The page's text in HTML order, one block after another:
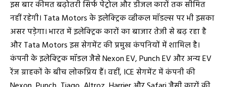
इस बार कीमत बढ़ोतरी सिर्फ पेट्रोल और डीजल कारों तक सीमित
नहीं रहेगी। Tata Motors के इलेक्ट्रिक व्हीकल मॉडल्स पर भी इसका
असर पड़ेगा। भारत में इलेक्ट्रिक कारों का बाजार तेजी से बढ़ रहा है
और Tata Motors इस सेगमेंट की प्रमुख कंपनियों में शामिल है।
कंपनी के इलेक्ट्रिक मॉडल जैसे Nexon EV, Punch EV और अन्य EV
रेंज ग्राहकों के बीच लोकप्रिय हैं। वहीं, ICE सेगमेंट में कंपनी की